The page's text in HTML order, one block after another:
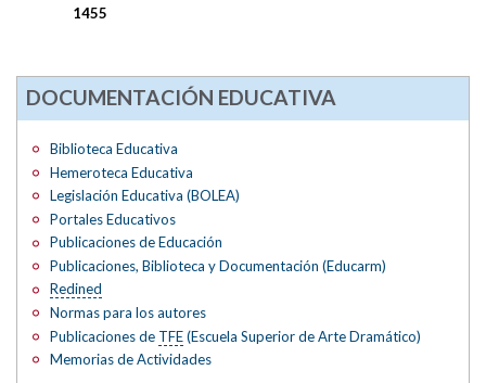
1455
DOCUMENTACIÓN EDUCATIVA
Biblioteca Educativa
Hemeroteca Educativa
Legislación Educativa (BOLEA)
Portales Educativos
Publicaciones de Educación
Publicaciones, Biblioteca y Documentación (Educarm)
Redined
Normas para los autores
Publicaciones de TFE(Escuela Superior de Arte Dramático)
Memorias de Actividades